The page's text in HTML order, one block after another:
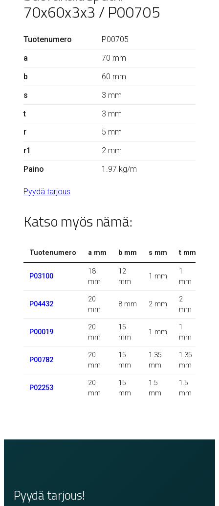
70x60x3x3 / P00705
Tuotenumero
P00705
a
70 mm
b
60 mm
s
3 mm
t
3 mm
r
5 mm
r1
2 mm
Paino
1.97 kg/m
Pyydä tarjous
Katso myös nämä:
Tuotenumero a mm b mm s mm t mm
P03100
18
mm
12
mm
1 mm
1
mm
P04432
20
mm
8 mm 2 mm
2
mm
P00019
20
mm
15
mm
1 mm
1
mm
P00782
20
mm
15
mm
1.35
mm
1.35
mm
P02253
20
mm
15
mm
1.5
mm
1.5
mm
Pyydä tarjous!